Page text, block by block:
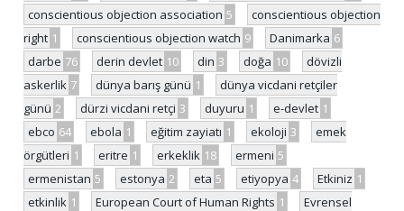
conscientious objection association 5
conscientious objection
right 1 conscientious objection watch 9 Danimarka 6
darbe 76 derin devlet 10 din 3 doğa 10
dövizli
askerlik 7 dünya barış günü 1
dünya vicdani retçiler
günü 2 dürzi vicdani retçi 3 duyuru 1 e-devlet 1
ebco 64 ebola 1 eğitim zayiatı 1 ekoloji 3
emek
örgütleri 1 eritre 1 erkeklik 18 ermeni 5
ermenistan 5 estonya 2 eta 5 etiyopya 4 Etkiniz 1
etkinlik 1 European Court of Human Rights 1
Evrensel